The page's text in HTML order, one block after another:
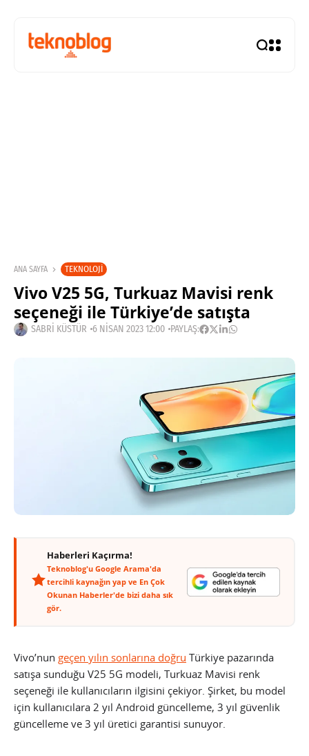
ANA SAYFA TEKNOLOJI
Vivo V25 5G, Turkuaz Mavisi renk
seçeneği ile Türkiye’de satışta
SABRI KÜSTÜR 6 NISAN 2023 12:00 PAYLAŞ:
Haberleri Kaçırma!
Teknoblog'u Google Arama'da
tercihli kaynağın yap ve En Çok
Okunan Haberler'de bizi daha sık
gör.
Vivo’nun geçen yılın sonlarına doğru Türkiye pazarında
satışa sunduğu V25 5G modeli, Turkuaz Mavisi renk
seçeneği ile kullanıcıların ilgisini çekiyor. Şirket, bu model
için kullanıcılara 2 yıl Android güncelleme, 3 yıl güvenlik
güncelleme ve 3 yıl üretici garantisi sunuyor.